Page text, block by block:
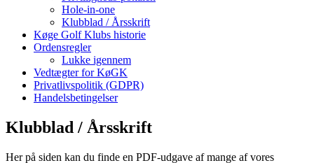
Hole-in-one
Klubblad / Årsskrift
Køge Golf Klubs historie
Ordensregler
Lukke igennem
Vedtægter for KøGK
Privatlivspolitik (GDPR)
Handelsbetingelser
Klubblad / Årsskrift
Her på siden kan du finde en PDF-udgave af mange af vores